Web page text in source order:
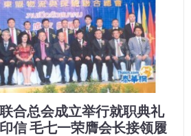
合总会成立举行就职典礼
信 毛七一荣膺会长接领履